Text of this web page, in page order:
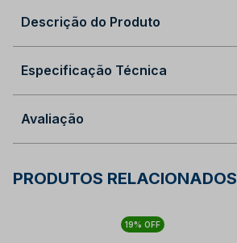
Descrição do Produto
Especificação Técnica
Avaliação
PRODUTOS RELACIONADOS
19% OFF